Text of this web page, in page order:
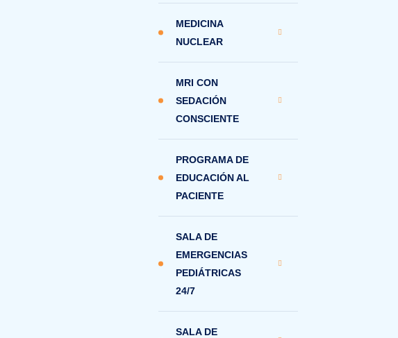
MEDICINA
NUCLEAR
MRI CON
SEDACIÓN
CONSCIENTE
PROGRAMA DE
EDUCACIÓN AL
PACIENTE
SALA DE
EMERGENCIAS
PEDIÁTRICAS
24/7
SALA DE